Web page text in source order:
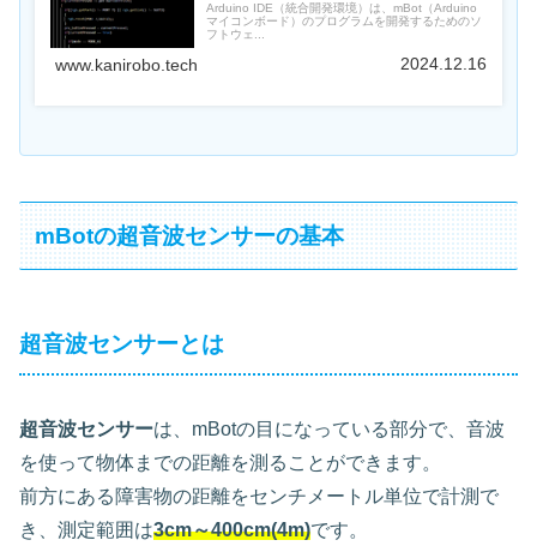
Arduino IDE（統合開発環境）は、mBot（Arduino
マイコンボード）のプログラムを開発するためのソ
フトウェ...
www.kanirobo.tech 2024.12.16
mBotの超音波センサーの基本
超音波センサーとは
超音波センサーは、mBotの目になっている部分で、音波
を使って物体までの距離を測ることができます。
前方にある障害物の距離をセンチメートル単位で計測で
き、測定範囲は3cm～400cm(4m)です。